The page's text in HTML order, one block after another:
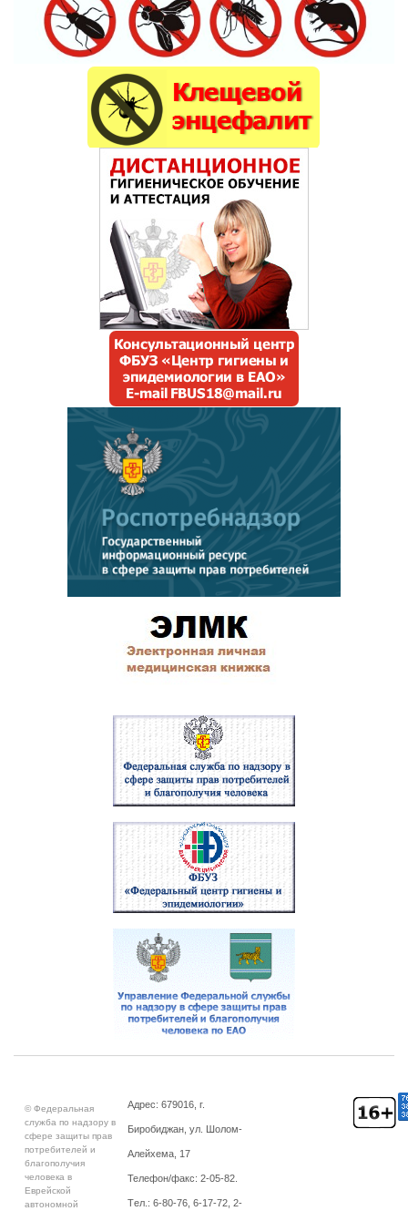
© Федеральная
служба по надзору в
сфере защиты прав
потребителей и
благополучия
человека в
Еврейской
автономной
Адрес: 679016, г.
Биробиджан, ул. Шолом-
Алейхема, 17
Телефон/факс: 2-05-82.
Tел.: 6-80-76, 6-17-72, 2-